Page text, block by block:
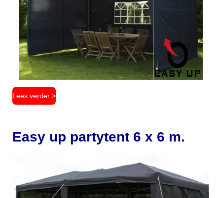
Lees verder >
Easy up partytent 6 x 6 m.